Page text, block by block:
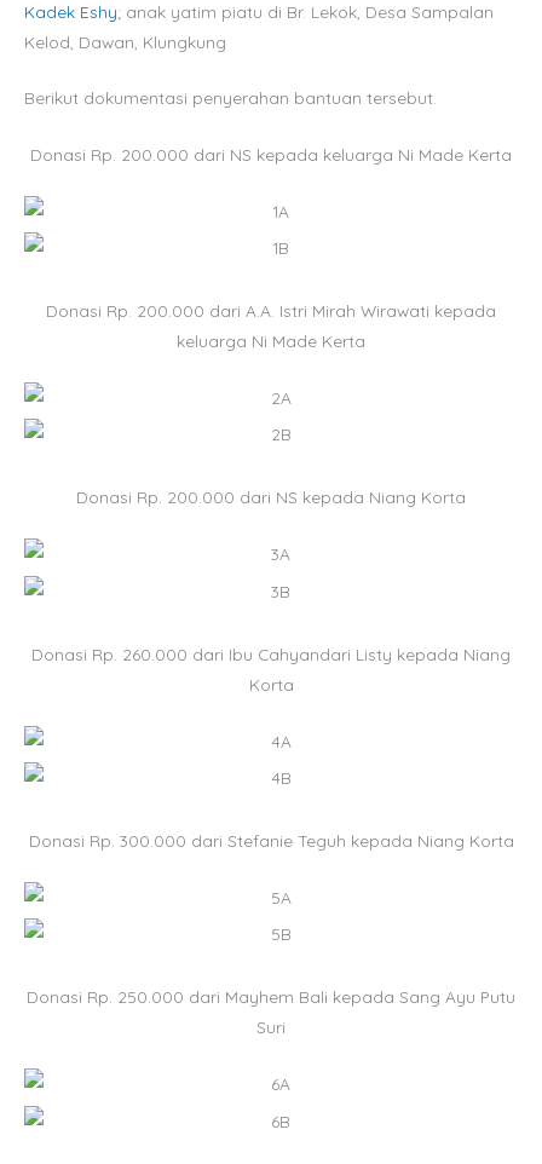
Kadek Eshy; anak yatim piatu di Br. Lekok, Desa Sampalan
Kelod, Dawan, Klungkung
Berikut dokumentasi penyerahan bantuan tersebut.
Donasi Rp. 200.000 dari NS kepada keluarga Ni Made Kerta
Donasi Rp. 200.000 dari A.A. Istri Mirah Wirawati kepada
keluarga Ni Made Kerta
Donasi Rp. 200.000 dari NS kepada Niang Korta
Donasi Rp. 260.000 dari Ibu Cahyandari Listy kepada Niang
Korta
Donasi Rp. 300.000 dari Stefanie Teguh kepada Niang Korta
Donasi Rp. 250.000 dari Mayhem Bali kepada Sang Ayu Putu
Suri